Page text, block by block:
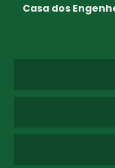
Casa dos